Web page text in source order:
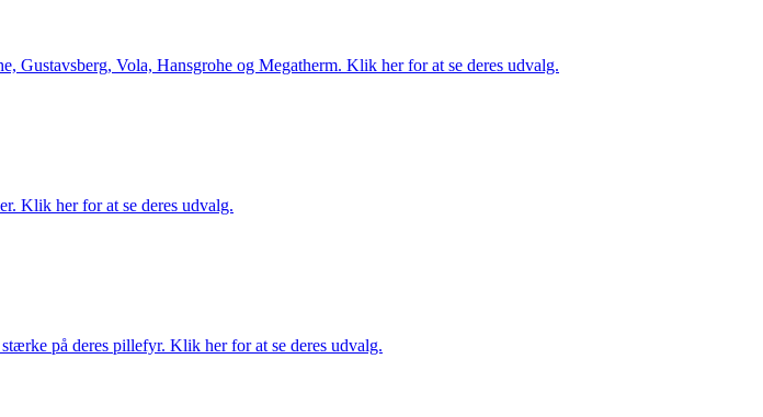
Vola, Hansgrohe og Megatherm. Klik her for at se deres udvalg.
Klik her for at se deres udvalg.
på deres pillefyr. Klik her for at se deres udvalg.